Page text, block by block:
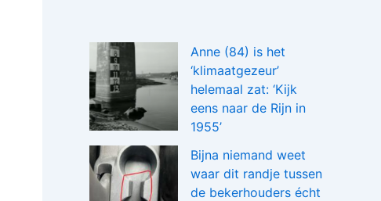
Anne (84) is het
‘klimaatgezeur’
helemaal zat: ‘Kijk
eens naar de Rijn in
1955’
Bijna niemand weet
waar dit randje tussen
de bekerhouders écht